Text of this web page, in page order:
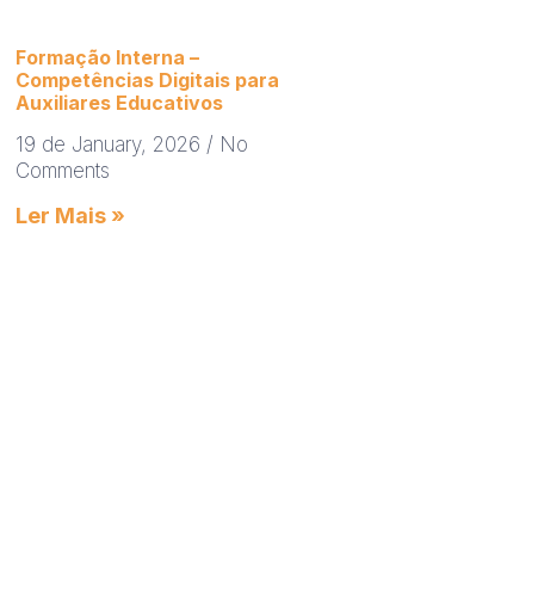
Formação Interna –
Competências Digitais para
Auxiliares Educativos
19 de January, 2026
No
Comments
Ler Mais »